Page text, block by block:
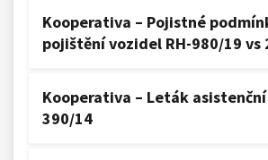
Kooperativa – Pojistné
pojištění vozidel RH-980/19 vs
Kooperativa – Leták asistenční
390/14